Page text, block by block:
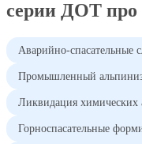
серии ДОТ про
Аварийно-
Промышленный
Ликвидация химических
Горноспасательные